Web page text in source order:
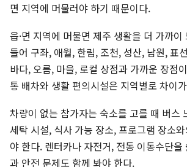
면 지역에 머물러야 하기 때문이다.
읍·면 지역에 머물면 제주 생활을 더 가까
들어 구좌, 애월, 한림, 조천, 성산, 남원, 표
바다, 오름, 마을, 로컬 상점과 가까운 장점
통 배차와 생활 편의시설은 지역별로 차이
차량이 없는 참가자는 숙소를 고를 때 버스
세탁 시설, 식사 가능 장소, 프로그램 장소
야 한다. 렌터카나 자전거, 전동 이동수단을
과 안전 문제도 함께 봐야 한다.